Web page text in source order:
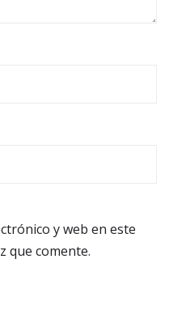
y web en este
que comente.